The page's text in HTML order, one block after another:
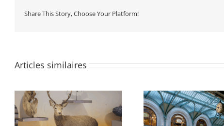
Share This Story, Choose Your Platform!
Articles similaires